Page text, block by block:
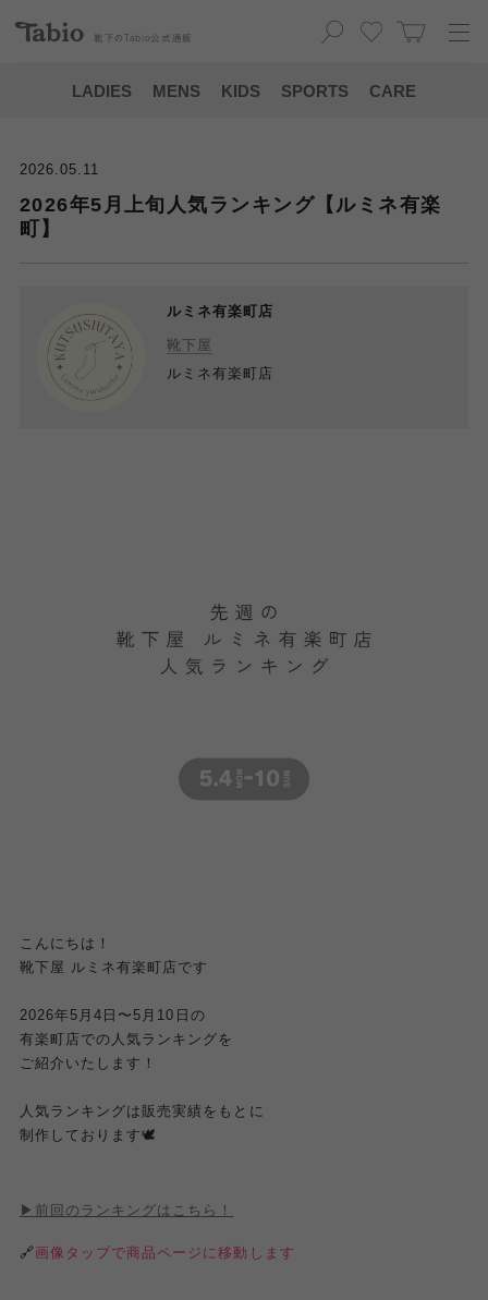
靴下の Tabio 公式通販
LADIES MENS KIDS SPORTS CARE
2026.05.11
2026年5月上旬人気ランキング【ルミネ有楽
町】
ルミネ有楽町店
靴下屋
ルミネ有楽町店
こんにちは！
靴下屋 ルミネ有楽町店です
2026年5 月4 日〜 5 月 10 日の
有楽町店での人気ランキングを
ご紹介いたします！
人気ランキングは販売実績をもとに
制作しております🕊️
▶︎前回のランキングはこちら！
🔗 画像タップで商品ページに移動します